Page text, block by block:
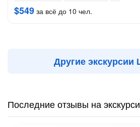
$549 за всё до 10 чел.
Другие экскурсии
Последние отзывы на